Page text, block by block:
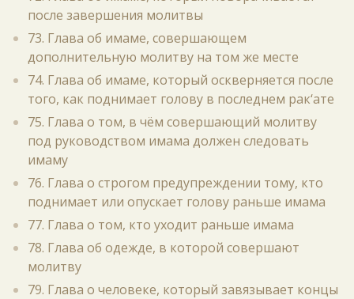
после завершения молитвы
73. Глава об имаме, совершающем
дополнительную молитву на том же месте
74. Глава об имаме, который оскверняется после
того, как поднимает голову в последнем рак‘ате
75. Глава о том, в чём совершающий молитву
под руководством имама должен следовать
имаму
76. Глава о строгом предупреждении тому, кто
поднимает или опускает голову раньше имама
77. Глава о том, кто уходит раньше имама
78. Глава об одежде, в которой совершают
молитву
79. Глава о человеке, который завязывает концы